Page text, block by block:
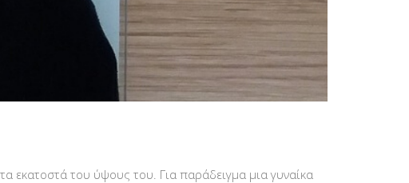
εκατοστά του ύψους του. Για παράδειγμα μια γυναίκα